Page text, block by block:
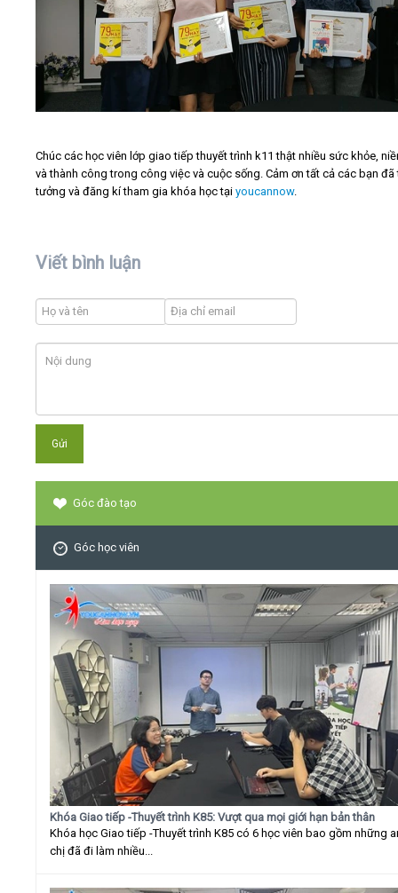
Chúc các học viên lớp giao tiếp thuyết trình k11 thật nhiều sức khỏe,
và thành công trong công việc và cuộc sống. Cảm ơn tất cả các bạn đã
tưởng và đăng kí tham gia khóa học tại youcannow.
Viết bình luận
Góc đào tạo
Góc học viên
Khóa Giao tiếp -Thuyết trình K85: Vượt qua mọi giới hạn bản thân
Khóa học Giao tiếp -Thuyết trình K85 có 6 học viên bao gồm những
chị đã đi làm nhiều...